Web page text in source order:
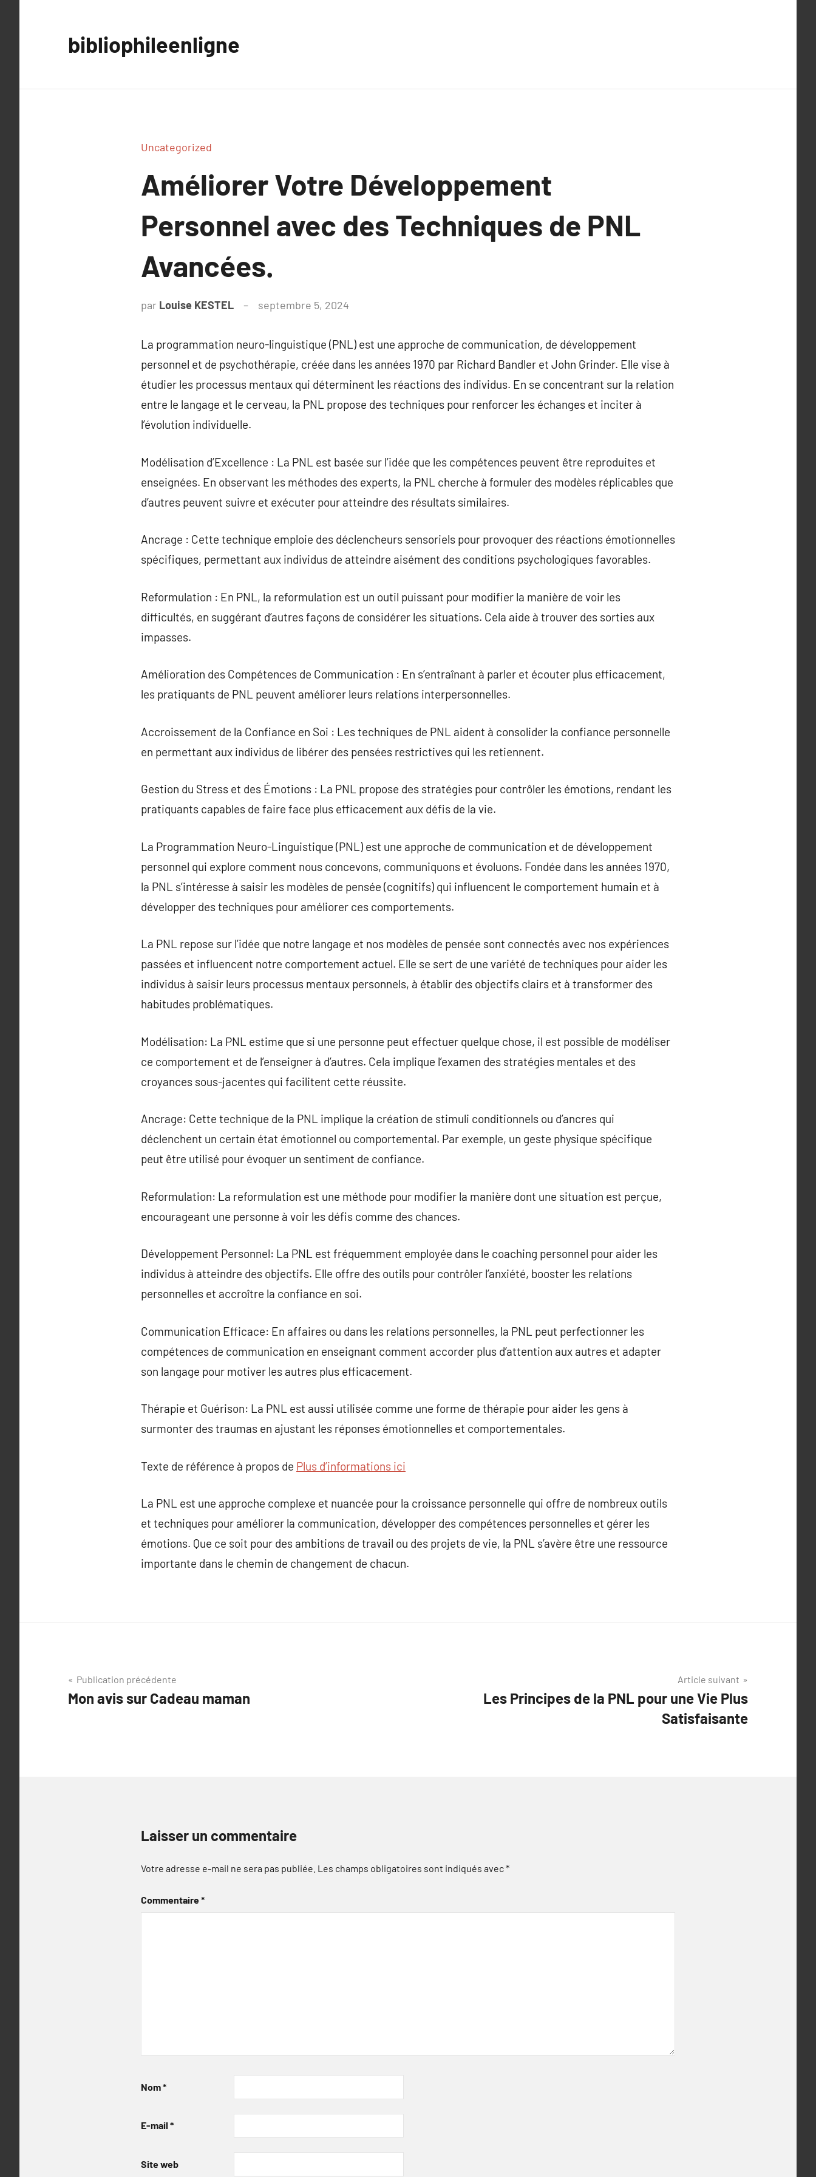
bibliophileenligne
Uncategorized
Améliorer Votre Développement
Personnel avec des Techniques de PNL
Avancées.
par Louise KESTEL septembre 5, 2024
La programmation neuro-linguistique (PNL) est une approche de communication, de développement
personnel et de psychothérapie, créée dans les années 1970 par Richard Bandler et John Grinder. Elle vise à
étudier les processus mentaux qui déterminent les réactions des individus. En se concentrant sur la relation
entre le langage et le cerveau, la PNL propose des techniques pour renforcer les échanges et inciter à
l’évolution individuelle.
Modélisation d’Excellence : La PNL est basée sur l’idée que les compétences peuvent être reproduites et
enseignées. En observant les méthodes des experts, la PNL cherche à formuler des modèles réplicables que
d’autres peuvent suivre et exécuter pour atteindre des résultats similaires.
Ancrage : Cette technique emploie des déclencheurs sensoriels pour provoquer des réactions émotionnelles
spécifiques, permettant aux individus de atteindre aisément des conditions psychologiques favorables.
Reformulation : En PNL, la reformulation est un outil puissant pour modifier la manière de voir les
difficultés, en suggérant d’autres façons de considérer les situations. Cela aide à trouver des sorties aux
impasses.
Amélioration des Compétences de Communication : En s’entraînant à parler et écouter plus efficacement,
les pratiquants de PNL peuvent améliorer leurs relations interpersonnelles.
Accroissement de la Confiance en Soi : Les techniques de PNL aident à consolider la confiance personnelle
en permettant aux individus de libérer des pensées restrictives qui les retiennent.
Gestion du Stress et des Émotions : La PNL propose des stratégies pour contrôler les émotions, rendant les
pratiquants capables de faire face plus efficacement aux défis de la vie.
La Programmation Neuro-Linguistique (PNL) est une approche de communication et de développement
personnel qui explore comment nous concevons, communiquons et évoluons. Fondée dans les années 1970,
la PNL s’intéresse à saisir les modèles de pensée (cognitifs) qui influencent le comportement humain et à
développer des techniques pour améliorer ces comportements.
La PNL repose sur l’idée que notre langage et nos modèles de pensée sont connectés avec nos expériences
passées et influencent notre comportement actuel. Elle se sert de une variété de techniques pour aider les
individus à saisir leurs processus mentaux personnels, à établir des objectifs clairs et à transformer des
habitudes problématiques.
Modélisation: La PNL estime que si une personne peut effectuer quelque chose, il est possible de modéliser
ce comportement et de l’enseigner à d’autres. Cela implique l’examen des stratégies mentales et des
croyances sous-jacentes qui facilitent cette réussite.
Ancrage: Cette technique de la PNL implique la création de stimuli conditionnels ou d’ancres qui
déclenchent un certain état émotionnel ou comportemental. Par exemple, un geste physique spécifique
peut être utilisé pour évoquer un sentiment de confiance.
Reformulation: La reformulation est une méthode pour modifier la manière dont une situation est perçue,
encourageant une personne à voir les défis comme des chances.
Développement Personnel: La PNL est fréquemment employée dans le coaching personnel pour aider les
individus à atteindre des objectifs. Elle offre des outils pour contrôler l’anxiété, booster les relations
personnelles et accroître la confiance en soi.
Communication Efficace: En affaires ou dans les relations personnelles, la PNL peut perfectionner les
compétences de communication en enseignant comment accorder plus d’attention aux autres et adapter
son langage pour motiver les autres plus efficacement.
Thérapie et Guérison: La PNL est aussi utilisée comme une forme de thérapie pour aider les gens à
surmonter des traumas en ajustant les réponses émotionnelles et comportementales.
Texte de référence à propos de Plus d’informations ici
La PNL est une approche complexe et nuancée pour la croissance personnelle qui offre de nombreux outils
et techniques pour améliorer la communication, développer des compétences personnelles et gérer les
émotions. Que ce soit pour des ambitions de travail ou des projets de vie, la PNL s’avère être une ressource
importante dans le chemin de changement de chacun.
Navigation
de
Publication précédente
Mon avis sur Cadeau maman
Article suivant
Les Principes de la PNL pour une Vie Plus
Satisfaisante
Laisser un commentaire
Votre adresse e-mail ne sera pas publiée. Les champs obligatoires sont indiqués avec*
Commentaire*
Nom*
E-mail *
Site web